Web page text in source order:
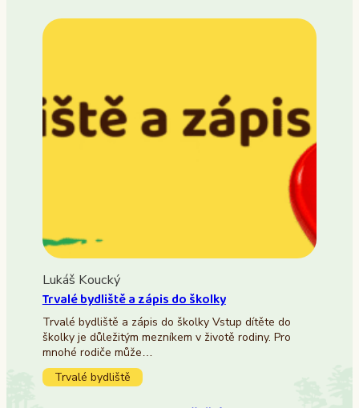
Lukáš Koucký
Trvalé bydliště a zápis do školky
Trvalé bydliště a zápis do školky Vstup dítěte do
školky je důležitým mezníkem v životě rodiny. Pro
mnohé rodiče může…
Trvalé bydliště